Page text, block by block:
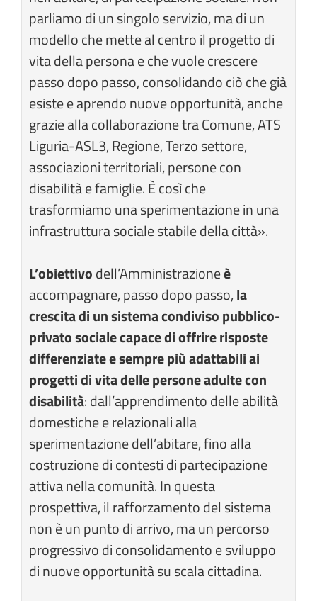
parliamo di un singolo servizio, ma di un
modello che mette al centro il progetto di
vita della persona e che vuole crescere
passo dopo passo, consolidando ciò che già
esiste e aprendo nuove opportunità, anche
grazie alla collaborazione tra Comune, ATS
Liguria-ASL3, Regione, Terzo settore,
associazioni territoriali, persone con
disabilità e famiglie. È così che
trasformiamo una sperimentazione in una
infrastruttura sociale stabile della città».
L’obiettivodell’Amministrazioneè
accompagnare, passo dopo passo,la
crescita di un sistema condiviso pubblico-
privato sociale capace di offrire risposte
differenziate e sempre più adattabili ai
progetti di vita delle persone adulte con
disabilità: dall’apprendimento delle abilità
domestiche e relazionali alla
sperimentazione dell’abitare, fino alla
costruzione di contesti di partecipazione
attiva nella comunità. In questa
prospettiva, il rafforzamento del sistema
non è un punto di arrivo, ma un percorso
progressivo di consolidamento e sviluppo
di nuove opportunità su scala cittadina.